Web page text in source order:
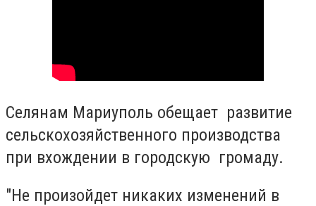
Селянам Мариуполь обещает развитие
сельскохозяйственного производства
при вхождении в городскую громаду.
"Не произойдет никаких изменений в